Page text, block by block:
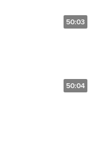
50:03
50:04